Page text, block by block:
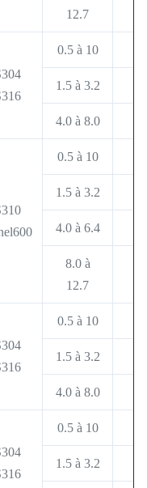
12.7
0.5 à 10
1.5 à 3.2
4.0 à 8.0
0.5 à 10
1.5 à 3.2
4.0 à 6.4
8.0 à
12.7
0.5 à 10
1.5 à 3.2
4.0 à 8.0
0.5 à 10
1.5 à 3.2